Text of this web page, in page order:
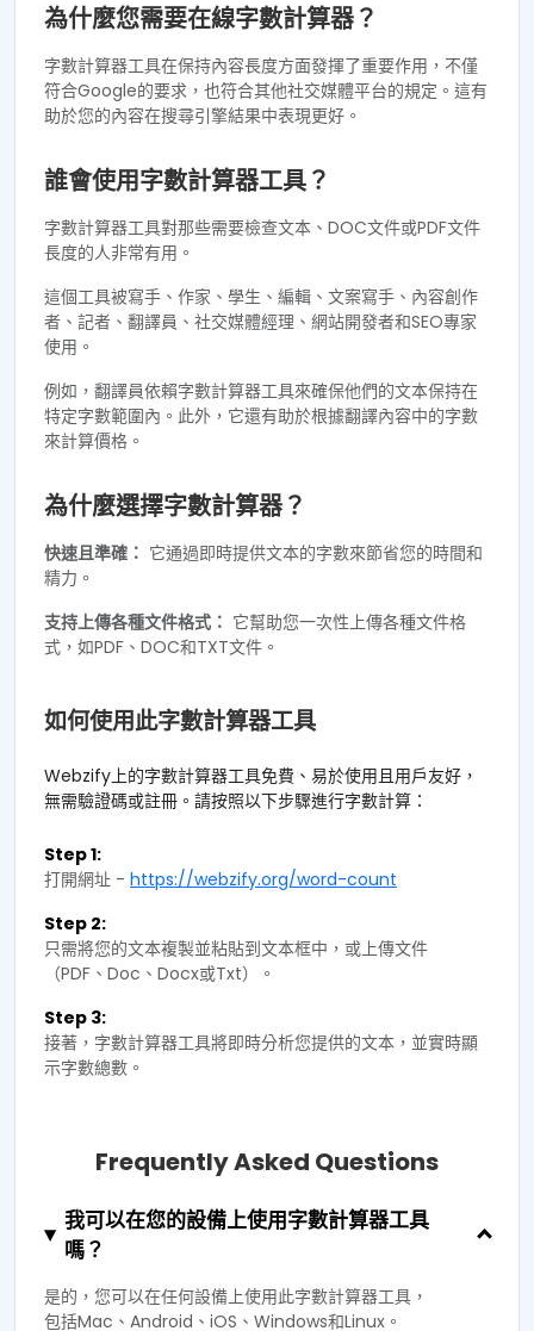
為什麼您需要在線字數計算器？
字數計算器工具在保持內容長度方面發揮了重要作用，不僅
符合Google的要求，也符合其他社交媒體平台的規定。這有
助於您的內容在搜尋引擎結果中表現更好。
誰會使用字數計算器工具？
字數計算器工具對那些需要檢查文本、DOC文件或PDF文件
長度的人非常有用。
這個工具被寫手、作家、學生、編輯、文案寫手、內容創作
者、記者、翻譯員、社交媒體經理、網站開發者和SEO專家
使用。
例如，翻譯員依賴字數計算器工具來確保他們的文本保持在
特定字數範圍內。此外，它還有助於根據翻譯內容中的字數
來計算價格。
為什麼選擇字數計算器？
快速且準確： 它通過即時提供文本的字數來節省您的時間和
精力。
支持上傳各種文件格式： 它幫助您一次性上傳各種文件格
式，如PDF、DOC和TXT文件。
如何使用此字數計算器工具
Webzify上的字數計算器工具免費、易於使用且用戶友好，
無需驗證碼或註冊。請按照以下步驟進行字數計算：
Step 1:
打開網址 - https://webzify.org/word-count
Step 2:
只需將您的文本複製並粘貼到文本框中，或上傳文件
（PDF、Doc、Docx或Txt）。
Step 3:
接著，字數計算器工具將即時分析您提供的文本，並實時顯
示字數總數。
Frequently Asked Questions
我可以在您的設備上使用字數計算器工具
嗎？
是的，您可以在任何設備上使用此字數計算器工具，
包括Mac、Android、iOS、Windows和Linux。